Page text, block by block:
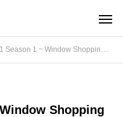
1 ~ Window Shopping Vol.2
Shopping